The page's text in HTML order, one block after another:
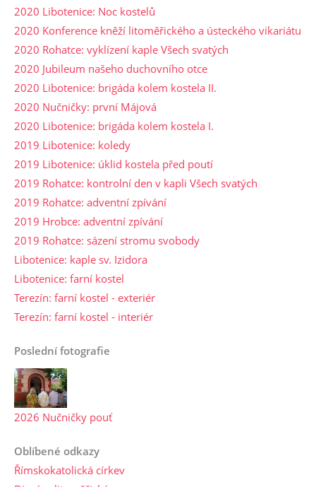
2020 Libotenice: Noc kostelů
2020 Konference kněží litoměřického a ústeckého vikariátu
2020 Rohatce: vyklízení kaple Všech svatých
2020 Jubileum našeho duchovního otce
2020 Libotenice: brigáda kolem kostela II.
2020 Nučničky: první Májová
2020 Libotenice: brigáda kolem kostela I.
2019 Libotenice: koledy
2019 Libotenice: úklid kostela před poutí
2019 Rohatce: kontrolní den v kapli Všech svatých
2019 Rohatce: adventní zpívání
2019 Hrobce: adventní zpívání
2019 Rohatce: sázení stromu svobody
Libotenice: kaple sv. Izidora
Libotenice: farní kostel
Terezín: farní kostel - exteriér
Terezín: farní kostel - interiér
Poslední fotografie
2026 Nučničky pouť
Oblíbené odkazy
Římskokatolická církev